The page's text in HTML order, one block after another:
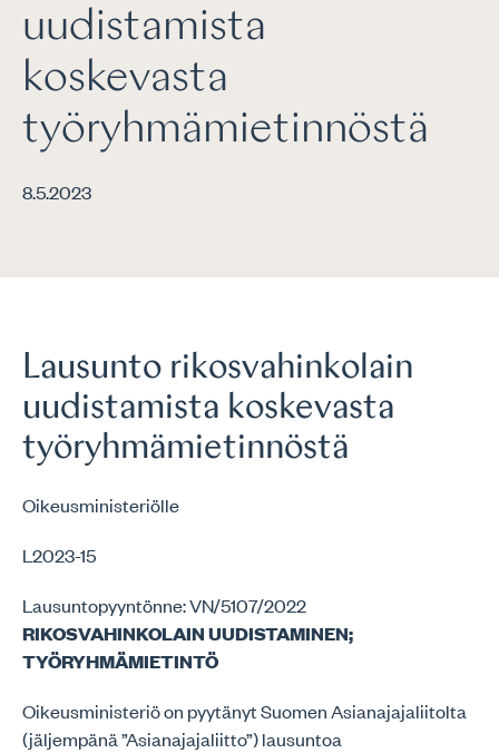
uudistamista
koskevasta
työryhmämietinnöstä
8.5.2023
Lausunto rikosvahinkolain
uudistamista koskevasta
työryhmämietinnöstä
Oikeusministeriölle
L2023-15
Lausuntopyyntönne: VN/5107/2022
RIKOSVAHINKOLAIN UUDISTAMINEN;
TYÖRYHMÄMIETINTÖ
Oikeusministeriö on pyytänyt Suomen Asianajajaliitolta
(jäljempänä ”Asianajajaliitto”) lausuntoa